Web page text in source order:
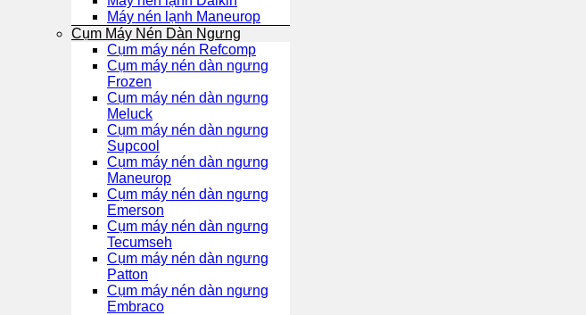
Máy nén lạnh Maneurop
Cụm Máy Nén Dàn Ngưng
Cụm máy nén Refcomp
Cụm máy nén dàn ngưng
Frozen
Cụm máy nén dàn ngưng
Meluck
Cụm máy nén dàn ngưng
Supcool
Cụm máy nén dàn ngưng
Maneurop
Cụm máy nén dàn ngưng
Emerson
Cụm máy nén dàn ngưng
Tecumseh
Cụm máy nén dàn ngưng
Patton
Cụm máy nén dàn ngưng
Embraco